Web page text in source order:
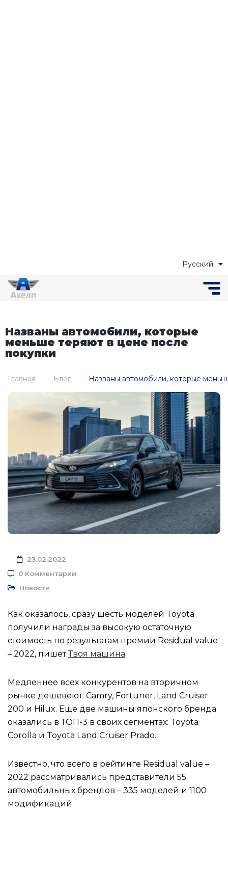
Русский
Українська
Названы автомобили, которые
меньше теряют в цене после
покупки
Главная Блог Названы автомобили, которые
23.02.2022
0 Комментарии
Новости
Как оказалось, сразу шесть моделей Toyota
получили награды за высокую остаточную
стоимость по результатам премии Residual value
– 2022, пишетТвоя машина.
Медленнее всех конкурентов на вторичном
рынке дешевеют: Camry, Fortuner, Land Cruiser
200 и Hilux. Еще две машины японского бренда
оказались в ТОП-3 в своих сегментах: Toyota
Corolla и Toyota Land Cruiser Prado.
Известно, что всего в рейтинге Residual value –
2022 рассматривались представители 55
автомобильных брендов – 335 моделей и 1100
модификаций.